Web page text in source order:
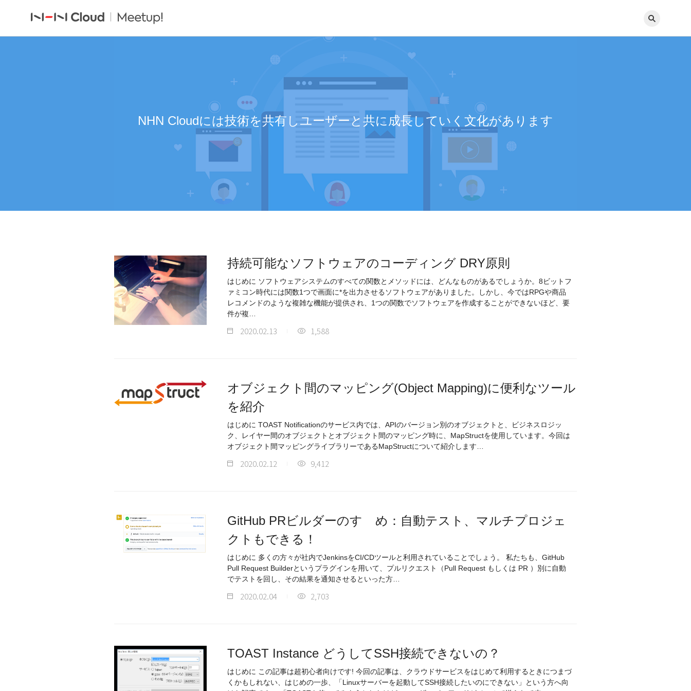
NHN Cloudには技術を共有しユーザーと共に成長していく文化があります
持続可能なソフトウェアのコーディング DRY原則
はじめに ソフトウェアシステムのすべての関数とメソッドには、どんなものがあるでしょうか。8ビットフ
ァミコン時代には関数1つで画面に*を出力させるソフトウェアがありました。しかし、今ではRPGや商品
レコメンドのような複雑な機能が提供され、1つの関数でソフトウェアを作成することができないほど、要
件が複…
2020.02.13 1,588
オブジェクト間のマッピング(Object Mapping)に便利なツール
を紹介
はじめに TOAST Notificationのサービス内では、APIのバージョン別のオブジェクトと、ビジネスロジッ
ク、レイヤー間のオブジェクトとオブジェクト間のマッピング時に、MapStructを使用しています。今回は
オブジェクト間マッピングライブラリーであるMapStructについて紹介します…
2020.02.12 9,412
GitHub PRビルダーのすゝめ：自動テスト、マルチプロジェ
クトもできる！
はじめに 多くの方々が社内でJenkinsをCI/CDツールと利用されていることでしょう。 私たちも、GitHub
Pull Request Builderというプラグインを用いて、プルリクエスト（Pull Request もしくは PR ）別に自動
でテストを回し、その結果を通知させるといった方…
2020.02.04 2,703
TOAST Instance どうしてSSH接続できないの？
はじめに この記事は超初心者向けです! 今回の記事は、クラウドサービスをはじめて利用するときにつまづ
くかもしれない、はじめの一歩、「Linuxサーバーを起動してSSH接続したいのにできない」という方へ向